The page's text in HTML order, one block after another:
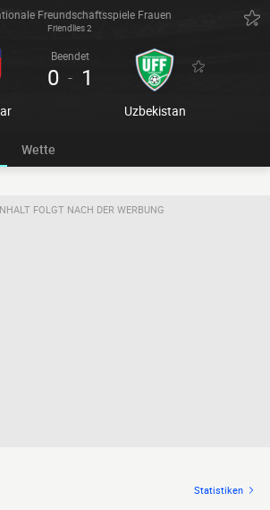
Freundschaftsspiele Frauen
Friendlies 2
Beendet
0 - 1
Uzbekistan
Wette
FOLGT NACH DER WERBUNG
Statistiken